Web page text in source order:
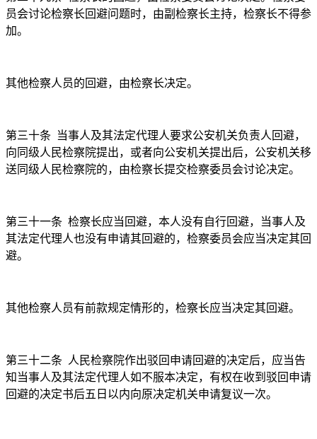
员会讨论检察长回避问题时，由副检察长主持，检察长不得参
加。
其他检察人员的回避，由检察长决定。
第三十条
当事人及其法定代理人要求公安机关负责人回避，
向同级人民检察院提出，或者向公安机关提出后，公安机关移
送同级人民检察院的，由检察长提交检察委员会讨论决定。
第三十一条 检察长应当回避，本人没有自行回避，当事人及
其法定代理人也没有申请其回避的，检察委员会应当决定其回
避。
其他检察人员有前款规定情形的，检察长应当决定其回避。
第三十二条
人民检察院作出驳回申请回避的决定后，应当告
知当事人及其法定代理人如不服本决定，有权在收到驳回申请
回避的决定书后五日以内向原决定机关申请复议一次。